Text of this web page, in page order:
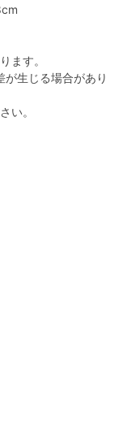
ます。
が生じる場合があり
い。